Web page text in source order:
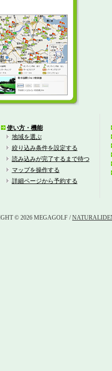
使い方・機能
地域を選ぶ
絞り込み条件を設定する
読み込みが完了するまで待つ
マップを操作する
詳細ページから予約する
© 2026 MEGAGOLF /